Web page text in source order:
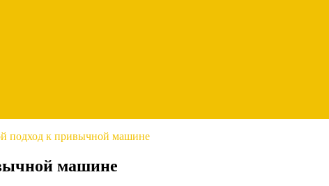
подход к привычной машине
машине